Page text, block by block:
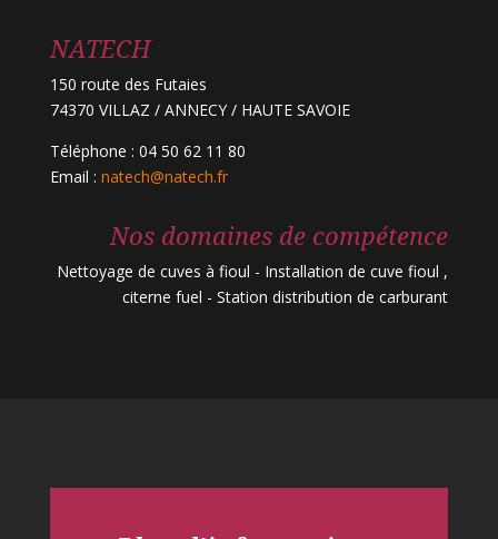
NATECH
150 route des Futaies
74370 VILLAZ / ANNECY / HAUTE SAVOIE
Téléphone : 04 50 62 11 80
Email : natech@natech.fr
Nos domaines de compétence
Nettoyage de cuves à fioul - Installation de cuve fioul ,
citerne fuel - Station distribution de carburant